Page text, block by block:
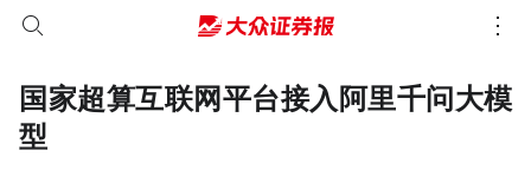
国家超算互联网平台接入阿里千问大模
型